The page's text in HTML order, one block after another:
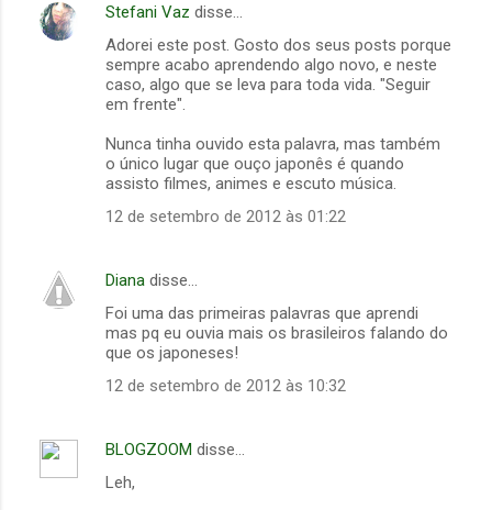
t
Stefani Vaz disse…
Adorei este post. Gosto dos seus posts porque
sempre acabo aprendendo algo novo, e neste
caso, algo que se leva para toda vida. "Seguir
em frente".
Nunca tinha ouvido esta palavra, mas também
o único lugar que ouço japonês é quando
assisto filmes, animes e escuto música.
12 de setembro de 2012 às 01:22
Diana disse…
Foi uma das primeiras palavras que aprendi
mas pq eu ouvia mais os brasileiros falando do
que os japoneses!
12 de setembro de 2012 às 10:32
BLOGZOOM disse…
Leh,